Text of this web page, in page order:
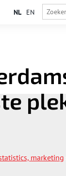
NL EN
marketing